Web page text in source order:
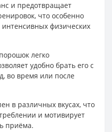
и предотвращает
что особенно
физических
легко
удобно брать его с
во время или после
в различных вкусах, что
и мотивирует
приёма.